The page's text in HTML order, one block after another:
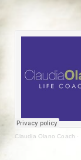
Claudia Olano Coach ·